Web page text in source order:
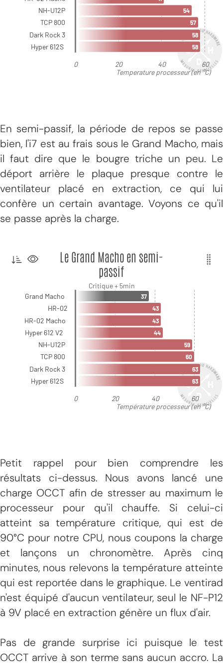
En semi-passif, la période de repos se passe
bien, l'i7 est au frais sous le Grand Macho, mais
il faut dire que le bougre triche un peu. Le
déport arrière le plaque presque contre le
ventilateur placé en extraction, ce qui lui
confère un certain avantage. Voyons ce qu'il
se passe après la charge.
Petit rappel pour bien comprendre les
résultats ci-dessus. Nous avons lancé une
charge OCCT afin de stresser au maximum le
processeur pour qu'il chauffe. Si celui-ci
atteint sa température critique, qui est de
90°C pour notre CPU, nous coupons la charge
et lançons un chronomètre. Après cinq
minutes, nous relevons la température atteinte
qui est reportée dans le graphique. Le ventirad
n'est équipé d'aucun ventilateur, seul le NF-P12
à 9V placé en extraction génère un flux d'air.
Pas de grande surprise ici puisque le test
OCCT arrive à son terme sans aucun accro. La